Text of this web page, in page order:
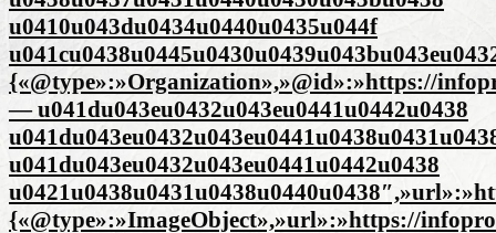
u0410u043du0434u0440u0435u044f
{«@type»:»Organization»,»@id»:»https://
— u041du043eu0432u043eu0441u0442u0438
u041du043eu0432u043eu0441u0442u0438
{«@type»:»ImageObject»,»url»:»https://